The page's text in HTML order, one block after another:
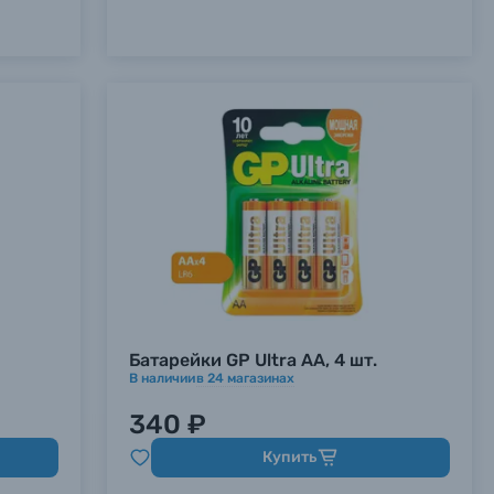
Батарейки GP Ultra AA, 4 шт.
В наличиив24 магазинах
340 ₽
Купить